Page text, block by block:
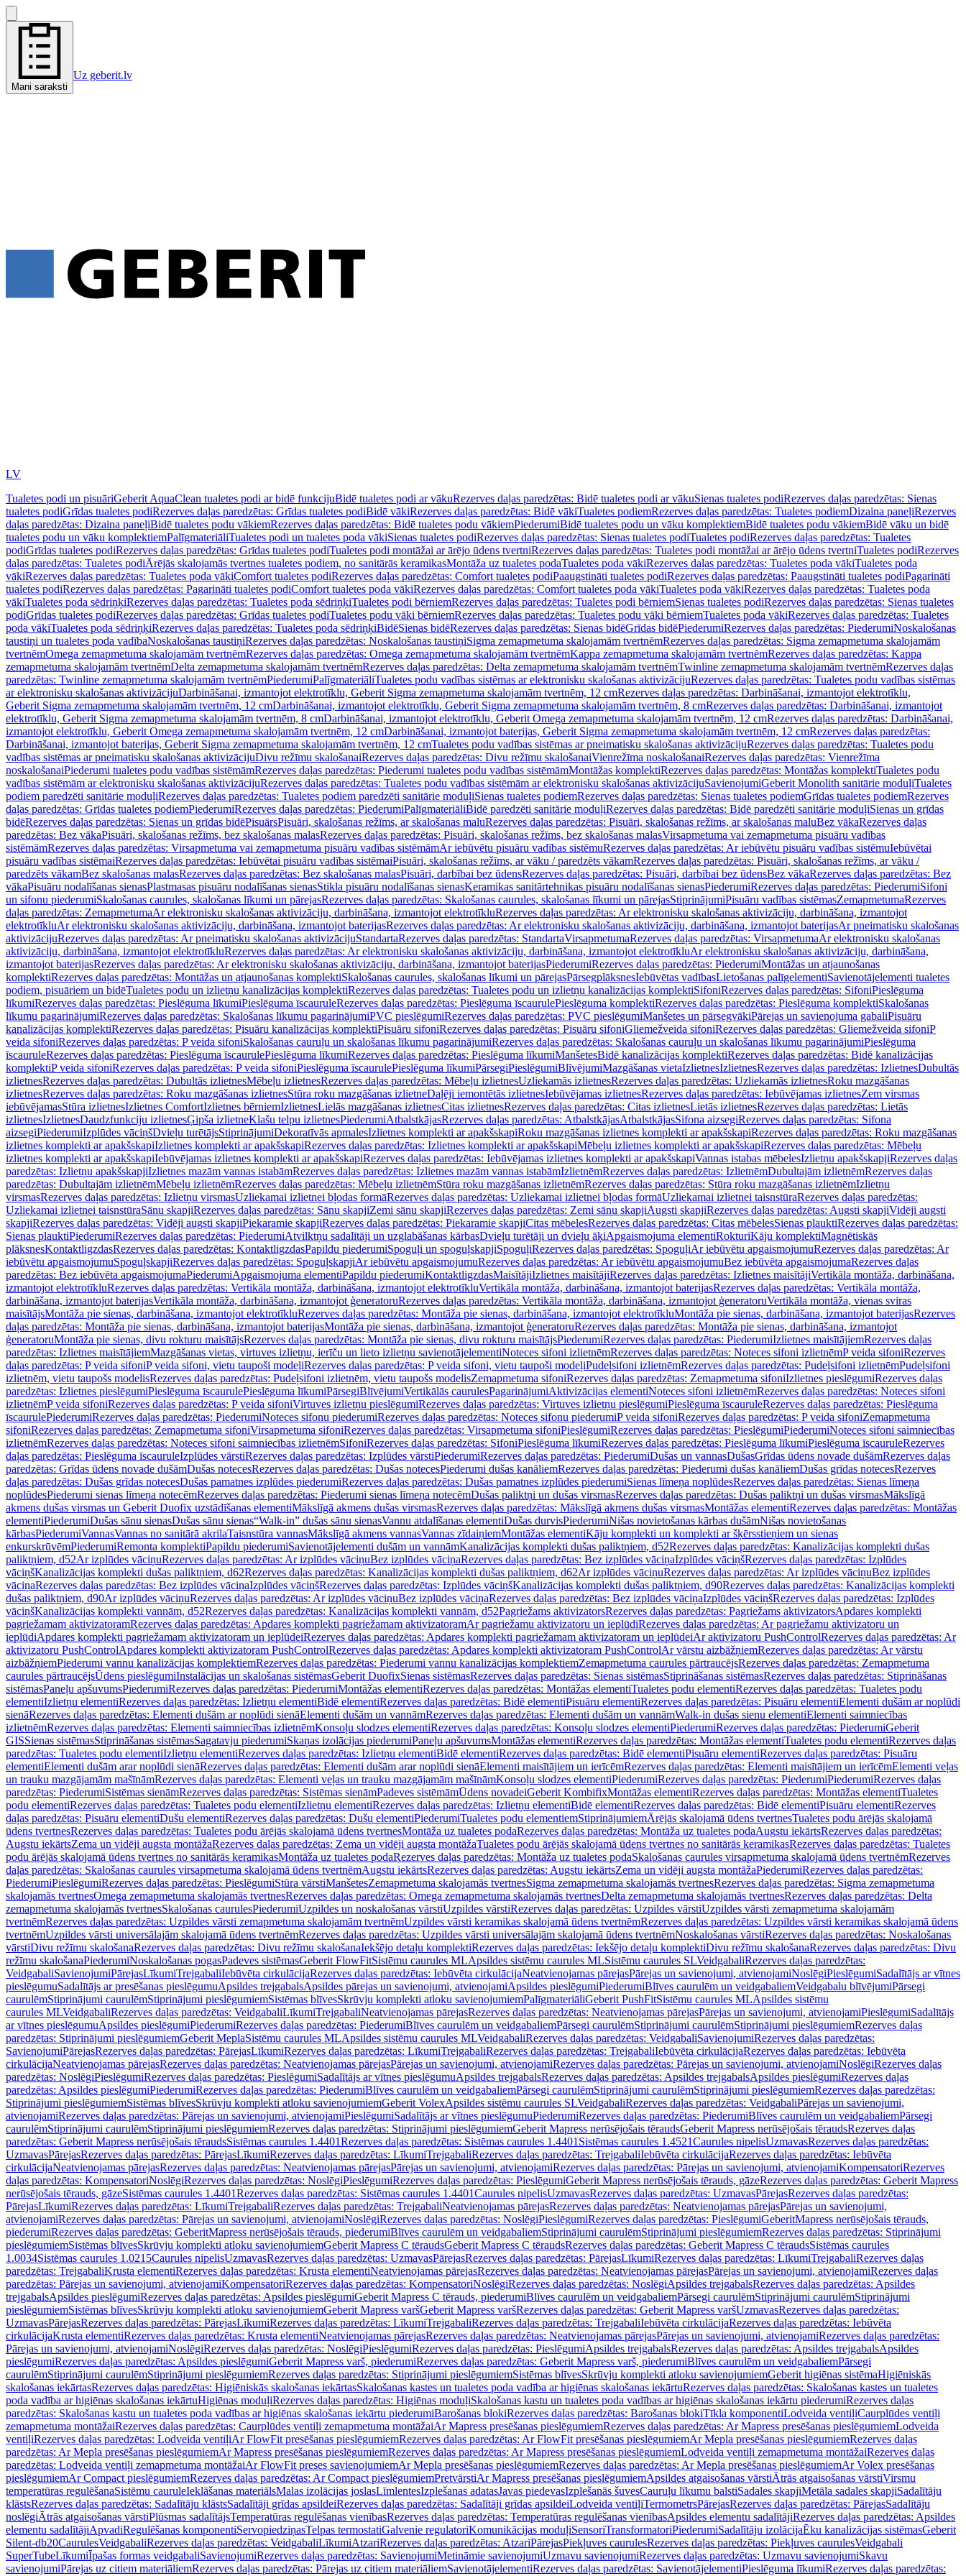
Mani saraksti
Uz geberit.lv
LV
Tualetes podi un pisuāriGeberit AquaClean tualetes podi ar bidē funkcijuBidē tualetes podi ar vākuRezerves daļas paredzētas: Bidē tualetes podi ar vākuSienas tualetes podiRezerves daļas paredzētas: Sienas
tualetes podiGrīdas tualetes podiRezerves daļas paredzētas: Grīdas tualetes podiBidē vākiRezerves daļas paredzētas: Bidē vākiTualetes podiemRezerves daļas paredzētas: Tualetes podiemDizaina paneļiRezerves
daļas paredzētas: Dizaina paneļiBidē tualetes podu vākiemRezerves daļas paredzētas: Bidē tualetes podu vākiemPiederumiBidē tualetes podu un vāku komplektiemBidē tualetes podu vākiemBidē vāku un bidē
tualetes podu un vāku komplektiemPalīgmateriāliTualetes podi un tualetes poda vākiSienas tualetes podiRezerves daļas paredzētas: Sienas tualetes podiTualetes podiRezerves daļas paredzētas: Tualetes
podiGrīdas tualetes podiRezerves daļas paredzētas: Grīdas tualetes podiTualetes podi montāžai ar ārējo ūdens tvertniRezerves daļas paredzētas: Tualetes podi montāžai ar ārējo ūdens tvertniTualetes podiRezerves
daļas paredzētas: Tualetes podiĀrējās skalojamās tvertnes tualetes podiem, no sanitārās keramikasMontāža uz tualetes podaTualetes poda vākiRezerves daļas paredzētas: Tualetes poda vākiTualetes poda
vākiRezerves daļas paredzētas: Tualetes poda vākiComfort tualetes podiRezerves daļas paredzētas: Comfort tualetes podiPaaugstināti tualetes podiRezerves daļas paredzētas: Paaugstināti tualetes podiPagarināti
tualetes podiRezerves daļas paredzētas: Pagarināti tualetes podiComfort tualetes poda vākiRezerves daļas paredzētas: Comfort tualetes poda vākiTualetes poda vākiRezerves daļas paredzētas: Tualetes poda
vākiTualetes poda sēdriņķiRezerves daļas paredzētas: Tualetes poda sēdriņķiTualetes podi bērniemRezerves daļas paredzētas: Tualetes podi bērniemSienas tualetes podiRezerves daļas paredzētas: Sienas tualetes
podiGrīdas tualetes podiRezerves daļas paredzētas: Grīdas tualetes podiTualetes podu vāki bērniemRezerves daļas paredzētas: Tualetes podu vāki bērniemTualetes poda vākiRezerves daļas paredzētas: Tualetes
poda vākiTualetes poda sēdriņķiRezerves daļas paredzētas: Tualetes poda sēdriņķiBidēSienas bidēRezerves daļas paredzētas: Sienas bidēGrīdas bidēPiederumiRezerves daļas paredzētas: PiederumiNoskalošanas
taustiņi un tualetes poda vadībaNoskalošanas taustiņiRezerves daļas paredzētas: Noskalošanas taustiņiSigma zemapmetuma skalojamām tvertnēmRezerves daļas paredzētas: Sigma zemapmetuma skalojamām
tvertnēmOmega zemapmetuma skalojamām tvertnēmRezerves daļas paredzētas: Omega zemapmetuma skalojamām tvertnēmKappa zemapmetuma skalojamām tvertnēmRezerves daļas paredzētas: Kappa
zemapmetuma skalojamām tvertnēmDelta zemapmetuma skalojamām tvertnēmRezerves daļas paredzētas: Delta zemapmetuma skalojamām tvertnēmTwinline zemapmetuma skalojamām tvertnēmRezerves daļas
paredzētas: Twinline zemapmetuma skalojamām tvertnēmPiederumiPalīgmateriāliTualetes podu vadības sistēmas ar elektronisku skalošanas aktivizācijuRezerves daļas paredzētas: Tualetes podu vadības sistēmas
ar elektronisku skalošanas aktivizācijuDarbināšanai, izmantojot elektrotīklu, Geberit Sigma zemapmetuma skalojamām tvertnēm, 12 cmRezerves daļas paredzētas: Darbināšanai, izmantojot elektrotīklu,
Geberit Sigma zemapmetuma skalojamām tvertnēm, 12 cmDarbināšanai, izmantojot elektrotīklu, Geberit Sigma zemapmetuma skalojamām tvertnēm, 8 cmRezerves daļas paredzētas: Darbināšanai, izmantojot
elektrotīklu, Geberit Sigma zemapmetuma skalojamām tvertnēm, 8 cmDarbināšanai, izmantojot elektrotīklu, Geberit Omega zemapmetuma skalojamām tvertnēm, 12 cmRezerves daļas paredzētas: Darbināšanai,
izmantojot elektrotīklu, Geberit Omega zemapmetuma skalojamām tvertnēm, 12 cmDarbināšanai, izmantojot baterijas, Geberit Sigma zemapmetuma skalojamām tvertnēm, 12 cmRezerves daļas paredzētas:
Darbināšanai, izmantojot baterijas, Geberit Sigma zemapmetuma skalojamām tvertnēm, 12 cmTualetes podu vadības sistēmas ar pneimatisku skalošanas aktivizācijuRezerves daļas paredzētas: Tualetes podu
vadības sistēmas ar pneimatisku skalošanas aktivizācijuDivu režīmu skalošanaiRezerves daļas paredzētas: Divu režīmu skalošanaiVienrežīma noskalošanaiRezerves daļas paredzētas: Vienrežīma
noskalošanaiPiederumi tualetes podu vadības sistēmāmRezerves daļas paredzētas: Piederumi tualetes podu vadības sistēmāmMontāžas komplektiRezerves daļas paredzētas: Montāžas komplektiTualetes podu
vadības sistēmām ar elektronisku skalošanas aktivizācijuRezerves daļas paredzētas: Tualetes podu vadības sistēmām ar elektronisku skalošanas aktivizācijuSavienojumiGeberit Monolith sanitārie moduļiTualetes
podiem paredzēti sanitārie moduļiRezerves daļas paredzētas: Tualetes podiem paredzēti sanitārie moduļiSienas tualetes podiemRezerves daļas paredzētas: Sienas tualetes podiemGrīdas tualetes podiemRezerves
daļas paredzētas: Grīdas tualetes podiemPiederumiRezerves daļas paredzētas: PiederumiPalīgmateriāliBidē paredzēti sanitārie moduļiRezerves daļas paredzētas: Bidē paredzēti sanitārie moduļiSienas un grīdas
bidēRezerves daļas paredzētas: Sienas un grīdas bidēPisuārsPisuāri, skalošanas režīms, ar skalošanas maluRezerves daļas paredzētas: Pisuāri, skalošanas režīms, ar skalošanas maluBez vākaRezerves daļas
paredzētas: Bez vākaPisuāri, skalošanas režīms, bez skalošanas malasRezerves daļas paredzētas: Pisuāri, skalošanas režīms, bez skalošanas malasVirsapmetuma vai zemapmetuma pisuāru vadības
sistēmāmRezerves daļas paredzētas: Virsapmetuma vai zemapmetuma pisuāru vadības sistēmāmAr iebūvētu pisuāru vadības sistēmuRezerves daļas paredzētas: Ar iebūvētu pisuāru vadības sistēmuIebūvētai
pisuāru vadības sistēmaiRezerves daļas paredzētas: Iebūvētai pisuāru vadības sistēmaiPisuāri, skalošanas režīms, ar vāku / paredzēts vākamRezerves daļas paredzētas: Pisuāri, skalošanas režīms, ar vāku /
paredzēts vākamBez skalošanas malasRezerves daļas paredzētas: Bez skalošanas malasPisuāri, darbībai bez ūdensRezerves daļas paredzētas: Pisuāri, darbībai bez ūdensBez vākaRezerves daļas paredzētas: Bez
vākaPisuāru nodalīšanas sienasPlastmasas pisuāru nodalīšanas sienasStikla pisuāru nodalīšanas sienasKeramikas sanitārtehnikas pisuāru nodalīšanas sienasPiederumiRezerves daļas paredzētas: PiederumiSifoni
un sifonu piederumiSkalošanas caurules, skalošanas līkumi un pārejasRezerves daļas paredzētas: Skalošanas caurules, skalošanas līkumi un pārejasStiprinājumiPisuāru vadības sistēmasZemapmetumaRezerves
daļas paredzētas: ZemapmetumaAr elektronisku skalošanas aktivizāciju, darbināšana, izmantojot elektrotīkluRezerves daļas paredzētas: Ar elektronisku skalošanas aktivizāciju, darbināšana, izmantojot
elektrotīkluAr elektronisku skalošanas aktivizāciju, darbināšana, izmantojot baterijasRezerves daļas paredzētas: Ar elektronisku skalošanas aktivizāciju, darbināšana, izmantojot baterijasAr pneimatisku skalošanas
aktivizācijuRezerves daļas paredzētas: Ar pneimatisku skalošanas aktivizācijuStandartaRezerves daļas paredzētas: StandartaVirsapmetumaRezerves daļas paredzētas: VirsapmetumaAr elektronisku skalošanas
aktivizāciju, darbināšana, izmantojot elektrotīkluRezerves daļas paredzētas: Ar elektronisku skalošanas aktivizāciju, darbināšana, izmantojot elektrotīkluAr elektronisku skalošanas aktivizāciju, darbināšana,
izmantojot baterijasRezerves daļas paredzētas: Ar elektronisku skalošanas aktivizāciju, darbināšana, izmantojot baterijasPiederumiRezerves daļas paredzētas: PiederumiMontāžas un atjaunošanas
komplektiRezerves daļas paredzētas: Montāžas un atjaunošanas komplektiSkalošanas caurules, skalošanas līkumi un pārejasPārsegplāksnesIebūvētas vadībasLietošanas palīgelementiSavienotājelementi tualetes
podiem, pisuāriem un bidēTualetes podu un izlietņu kanalizācijas komplektiRezerves daļas paredzētas: Tualetes podu un izlietņu kanalizācijas komplektiSifoniRezerves daļas paredzētas: SifoniPieslēguma
līkumiRezerves daļas paredzētas: Pieslēguma līkumiPieslēguma īscauruleRezerves daļas paredzētas: Pieslēguma īscaurulePieslēguma komplektiRezerves daļas paredzētas: Pieslēguma komplektiSkalošanas
līkumu pagarinājumiRezerves daļas paredzētas: Skalošanas līkumu pagarinājumiPVC pieslēgumiRezerves daļas paredzētas: PVC pieslēgumiManšetes un pārsegvākiPārejas un savienojuma gabaliPisuāru
kanalizācijas komplektiRezerves daļas paredzētas: Pisuāru kanalizācijas komplektiPisuāru sifoniRezerves daļas paredzētas: Pisuāru sifoniGliemežveida sifoniRezerves daļas paredzētas: Gliemežveida sifoniP
veida sifoniRezerves daļas paredzētas: P veida sifoniSkalošanas cauruļu un skalošanas līkumu pagarinājumiRezerves daļas paredzētas: Skalošanas cauruļu un skalošanas līkumu pagarinājumiPieslēguma
īscauruleRezerves daļas paredzētas: Pieslēguma īscaurulePieslēguma līkumiRezerves daļas paredzētas: Pieslēguma līkumiManšetesBidē kanalizācijas komplektiRezerves daļas paredzētas: Bidē kanalizācijas
komplektiP veida sifoniRezerves daļas paredzētas: P veida sifoniPieslēguma īscaurulePieslēguma līkumiPārsegiPieslēgumiBlīvējumiMazgāšanas vietaIzlietnesIzlietnesRezerves daļas paredzētas: IzlietnesDubultās
izlietnesRezerves daļas paredzētas: Dubultās izlietnesMēbeļu izlietnesRezerves daļas paredzētas: Mēbeļu izlietnesUzliekamās izlietnesRezerves daļas paredzētas: Uzliekamās izlietnesRoku mazgāšanas
izlietnesRezerves daļas paredzētas: Roku mazgāšanas izlietnesStūra roku mazgāšanas izlietneDaļēji iemontētās izlietnesIebūvējamas izlietnesRezerves daļas paredzētas: Iebūvējamas izlietnesZem virsmas
iebūvējamasStūra izlietnesIzlietnes ComfortIzlietnes bērniemIzlietnesLielās mazgāšanas izlietnesCitas izlietnesRezerves daļas paredzētas: Citas izlietnesLietās izlietnesRezerves daļas paredzētas: Lietās
izlietnesIzlietnesDaudzfunkciju izlietnesĢipša izlietneKlašu telpu izlietnesPiederumiAtbalstkājasRezerves daļas paredzētas: AtbalstkājasAtbalstkājasSifona aizsegiRezerves daļas paredzētas: Sifona
aizsegiPiederumiIzplūdes vāciņšDvieļu turētājsStiprinājumiDekoratīvās apmalesIzlietnes komplekti ar apakšskapiRoku mazgāšanas izlietnes komplekti ar apakšskapiRezerves daļas paredzētas: Roku mazgāšanas
izlietnes komplekti ar apakšskapiIzlietnes komplekti ar apakšskapiRezerves daļas paredzētas: Izlietnes komplekti ar apakšskapiMēbeļu izlietnes komplekti ar apakšskapiRezerves daļas paredzētas: Mēbeļu
izlietnes komplekti ar apakšskapiIebūvējamas izlietnes komplekti ar apakšskapiRezerves daļas paredzētas: Iebūvējamas izlietnes komplekti ar apakšskapiVannas istabas mēbelesIzlietņu apakšskapjiRezerves daļas
paredzētas: Izlietņu apakšskapjiIzlietnes mazām vannas istabāmRezerves daļas paredzētas: Izlietnes mazām vannas istabāmIzlietnēmRezerves daļas paredzētas: IzlietnēmDubultajām izlietnēmRezerves daļas
paredzētas: Dubultajām izlietnēmMēbeļu izlietnēmRezerves daļas paredzētas: Mēbeļu izlietnēmStūra roku mazgāšanas izlietnēmRezerves daļas paredzētas: Stūra roku mazgāšanas izlietnēmIzlietņu
virsmasRezerves daļas paredzētas: Izlietņu virsmasUzliekamai izlietnei bļodas formāRezerves daļas paredzētas: Uzliekamai izlietnei bļodas formāUzliekamai izlietnei taisnstūraRezerves daļas paredzētas:
Uzliekamai izlietnei taisnstūraSānu skapjiRezerves daļas paredzētas: Sānu skapjiZemi sānu skapjiRezerves daļas paredzētas: Zemi sānu skapjiAugsti skapjiRezerves daļas paredzētas: Augsti skapjiVidēji augsti
skapjiRezerves daļas paredzētas: Vidēji augsti skapjiPiekaramie skapjiRezerves daļas paredzētas: Piekaramie skapjiCitas mēbelesRezerves daļas paredzētas: Citas mēbelesSienas plauktiRezerves daļas paredzētas:
Sienas plauktiPiederumiRezerves daļas paredzētas: PiederumiAtvilktņu sadalītāji un uzglabāšanas kārbasDvieļu turētāji un dvieļu āķiApgaismojuma elementiRokturiKāju komplektiMagnētiskās
plāksnesKontaktligzdasRezerves daļas paredzētas: KontaktligzdasPapildu piederumiSpoguļi un spoguļskapjiSpoguļiRezerves daļas paredzētas: SpoguļiAr iebūvētu apgaismojumuRezerves daļas paredzētas: Ar
iebūvētu apgaismojumuSpoguļskapjiRezerves daļas paredzētas: SpoguļskapjiAr iebūvētu apgaismojumuRezerves daļas paredzētas: Ar iebūvētu apgaismojumuBez iebūvēta apgaismojumaRezerves daļas
paredzētas: Bez iebūvēta apgaismojumaPiederumiApgaismojuma elementiPapildu piederumiKontaktligzdasMaisītājiIzlietnes maisītājiRezerves daļas paredzētas: Izlietnes maisītājiVertikāla montāža, darbināšana,
izmantojot elektrotīkluRezerves daļas paredzētas: Vertikāla montāža, darbināšana, izmantojot elektrotīkluVertikāla montāža, darbināšana, izmantojot baterijasRezerves daļas paredzētas: Vertikāla montāža,
darbināšana, izmantojot baterijasVertikāla montāža, darbināšana, izmantojot ģeneratoruRezerves daļas paredzētas: Vertikāla montāža, darbināšana, izmantojot ģeneratoruVertikāla montāža, vienas sviras
maisītājsMontāža pie sienas, darbināšana, izmantojot elektrotīkluRezerves daļas paredzētas: Montāža pie sienas, darbināšana, izmantojot elektrotīkluMontāža pie sienas, darbināšana, izmantojot baterijasRezerves
daļas paredzētas: Montāža pie sienas, darbināšana, izmantojot baterijasMontāža pie sienas, darbināšana, izmantojot ģeneratoruRezerves daļas paredzētas: Montāža pie sienas, darbināšana, izmantojot
ģeneratoruMontāža pie sienas, divu rokturu maisītājsRezerves daļas paredzētas: Montāža pie sienas, divu rokturu maisītājsPiederumiRezerves daļas paredzētas: PiederumiIzlietnes maisītājiemRezerves daļas
paredzētas: Izlietnes maisītājiemMazgāšanas vietas, virtuves izlietņu, ierīču un lieto izlietņu savienotājelementiNoteces sifoni izlietnēmRezerves daļas paredzētas: Noteces sifoni izlietnēmP veida sifoniRezerves
daļas paredzētas: P veida sifoniP veida sifoni, vietu taupoši modeļiRezerves daļas paredzētas: P veida sifoni, vietu taupoši modeļiPudeļsifoni izlietnēmRezerves daļas paredzētas: Pudeļsifoni izlietnēmPudeļsifoni
izlietnēm, vietu taupošs modelisRezerves daļas paredzētas: Pudeļsifoni izlietnēm, vietu taupošs modelisZemapmetuma sifoniRezerves daļas paredzētas: Zemapmetuma sifoniIzlietnes pieslēgumiRezerves daļas
paredzētas: Izlietnes pieslēgumiPieslēguma īscaurulePieslēguma līkumiPārsegiBlīvējumiVertikālās caurulesPagarinājumiAktivizācijas elementiNoteces sifoni izlietnēmRezerves daļas paredzētas: Noteces sifoni
izlietnēmP veida sifoniRezerves daļas paredzētas: P veida sifoniVirtuves izlietņu pieslēgumiRezerves daļas paredzētas: Virtuves izlietņu pieslēgumiPieslēguma īscauruleRezerves daļas paredzētas: Pieslēguma
īscaurulePiederumiRezerves daļas paredzētas: PiederumiNoteces sifonu piederumiRezerves daļas paredzētas: Noteces sifonu piederumiP veida sifoniRezerves daļas paredzētas: P veida sifoniZemapmetuma
sifoniRezerves daļas paredzētas: Zemapmetuma sifoniVirsapmetuma sifoniRezerves daļas paredzētas: Virsapmetuma sifoniPieslēgumiRezerves daļas paredzētas: PieslēgumiPiederumiNoteces sifoni saimniecības
izlietnēmRezerves daļas paredzētas: Noteces sifoni saimniecības izlietnēmSifoniRezerves daļas paredzētas: SifoniPieslēguma līkumiRezerves daļas paredzētas: Pieslēguma līkumiPieslēguma īscauruleRezerves
daļas paredzētas: Pieslēguma īscauruleIzplūdes vārstiRezerves daļas paredzētas: Izplūdes vārstiPiederumiRezerves daļas paredzētas: PiederumiDušas un vannasDušasGrīdas ūdens novade dušāmRezerves daļas
paredzētas: Grīdas ūdens novade dušāmDušas notecesRezerves daļas paredzētas: Dušas notecesPiederumi dušas kanāliemRezerves daļas paredzētas: Piederumi dušas kanāliemDušas grīdas notecesRezerves
daļas paredzētas: Dušas grīdas notecesDušas pamatnes izplūdes piederumiRezerves daļas paredzētas: Dušas pamatnes izplūdes piederumiSienas līmeņa noplūdesRezerves daļas paredzētas: Sienas līmeņa
noplūdesPiederumi sienas līmeņa notecēmRezerves daļas paredzētas: Piederumi sienas līmeņa notecēmDušas paliktņi un dušas virsmasRezerves daļas paredzētas: Dušas paliktņi un dušas virsmasMākslīgā
akmens dušas virsmas un Geberit Duofix uzstādīšanas elementiMākslīgā akmens dušas virsmasRezerves daļas paredzētas: Mākslīgā akmens dušas virsmasMontāžas elementiRezerves daļas paredzētas: Montāžas
elementiPiederumiDušas sānu sienasDušas sānu sienas“Walk-in” dušas sānu sienasVannu atdalīšanas elementiDušas durvisPiederumiNišas novietošanas kārbas dušāmNišas novietošanas
kārbasPiederumiVannasVannas no sanitārā akrilaTaisnstūra vannasMākslīgā akmens vannasVannas zīdaiņiemMontāžas elementiKāju komplekti un komplekti ar šķērsstieņiem un sienas
enkurskrūvēmPiederumiRemonta komplektiPapildu piederumiSavienotājelementi dušām un vannāmKanalizācijas komplekti dušas paliktņiem, d52Rezerves daļas paredzētas: Kanalizācijas komplekti dušas
paliktņiem, d52Ar izplūdes vāciņuRezerves daļas paredzētas: Ar izplūdes vāciņuBez izplūdes vāciņaRezerves daļas paredzētas: Bez izplūdes vāciņaIzplūdes vāciņšRezerves daļas paredzētas: Izplūdes
vāciņšKanalizācijas komplekti dušas paliktņiem, d62Rezerves daļas paredzētas: Kanalizācijas komplekti dušas paliktņiem, d62Ar izplūdes vāciņuRezerves daļas paredzētas: Ar izplūdes vāciņuBez izplūdes
vāciņaRezerves daļas paredzētas: Bez izplūdes vāciņaIzplūdes vāciņšRezerves daļas paredzētas: Izplūdes vāciņšKanalizācijas komplekti dušas paliktņiem, d90Rezerves daļas paredzētas: Kanalizācijas komplekti
dušas paliktņiem, d90Ar izplūdes vāciņuRezerves daļas paredzētas: Ar izplūdes vāciņuBez izplūdes vāciņaRezerves daļas paredzētas: Bez izplūdes vāciņaIzplūdes vāciņšRezerves daļas paredzētas: Izplūdes
vāciņšKanalizācijas komplekti vannām, d52Rezerves daļas paredzētas: Kanalizācijas komplekti vannām, d52Pagriežams aktivizatorsRezerves daļas paredzētas: Pagriežams aktivizatorsApdares komplekti
pagriežamam aktivizatoramRezerves daļas paredzētas: Apdares komplekti pagriežamam aktivizatoramAr pagriežamu aktivizatoru un ieplūdiRezerves daļas paredzētas: Ar pagriežamu aktivizatoru un
ieplūdiApdares komplekti pagriežamam aktivizatoram un ieplūdeiRezerves daļas paredzētas: Apdares komplekti pagriežamam aktivizatoram un ieplūdeiAr aktivizatoru PushControlRezerves daļas paredzētas: Ar
aktivizatoru PushControlApdares komplekti aktivizatoram PushControlRezerves daļas paredzētas: Apdares komplekti aktivizatoram PushControlAr vārstu aizbāžņiemRezerves daļas paredzētas: Ar vārstu
aizbāžņiemPiederumi vannu kanalizācijas komplektiemRezerves daļas paredzētas: Piederumi vannu kanalizācijas komplektiemZemapmetuma caurules pārtraucējsRezerves daļas paredzētas: Zemapmetuma
caurules pārtraucējsŪdens pieslēgumiInstalācijas un skalošanas sistēmasGeberit DuofixSienas sistēmasRezerves daļas paredzētas: Sienas sistēmasStiprināšanas sistēmasRezerves daļas paredzētas: Stiprināšanas
sistēmasPaneļu apšuvumsPiederumiRezerves daļas paredzētas: PiederumiMontāžas elementiRezerves daļas paredzētas: Montāžas elementiTualetes podu elementiRezerves daļas paredzētas: Tualetes podu
elementiIzlietņu elementiRezerves daļas paredzētas: Izlietņu elementiBidē elementiRezerves daļas paredzētas: Bidē elementiPisuāru elementiRezerves daļas paredzētas: Pisuāru elementiElementi dušām ar noplūdi
sienāRezerves daļas paredzētas: Elementi dušām ar noplūdi sienāElementi dušām un vannāmRezerves daļas paredzētas: Elementi dušām un vannāmWalk-in dušas sienu elementiElementi saimniecības
izlietnēmRezerves daļas paredzētas: Elementi saimniecības izlietnēmKonsoļu slodzes elementiRezerves daļas paredzētas: Konsoļu slodzes elementiPiederumiRezerves daļas paredzētas: PiederumiGeberit
GISSienas sistēmasStiprināšanas sistēmasSagatavju piederumiSkaņas izolācijas piederumiPaneļu apšuvumsMontāžas elementiRezerves daļas paredzētas: Montāžas elementiTualetes podu elementiRezerves daļas
paredzētas: Tualetes podu elementiIzlietņu elementiRezerves daļas paredzētas: Izlietņu elementiBidē elementiRezerves daļas paredzētas: Bidē elementiPisuāru elementiRezerves daļas paredzētas: Pisuāru
elementiElementi dušām arar noplūdi sienāRezerves daļas paredzētas: Elementi dušām arar noplūdi sienāElementi maisītājiem un ierīcēmRezerves daļas paredzētas: Elementi maisītājiem un ierīcēmElementi veļas
un trauku mazgājamām mašīnāmRezerves daļas paredzētas: Elementi veļas un trauku mazgājamām mašīnāmKonsoļu slodzes elementiPiederumiRezerves daļas paredzētas: PiederumiPiederumiRezerves daļas
paredzētas: PiederumiSistēmas sienāmRezerves daļas paredzētas: Sistēmas sienāmPadeves sistēmāmŪdens novadeiGeberit KombifixMontāžas elementiRezerves daļas paredzētas: Montāžas elementiTualetes
podu elementiRezerves daļas paredzētas: Tualetes podu elementiIzlietņu elementiRezerves daļas paredzētas: Izlietņu elementiBidē elementiRezerves daļas paredzētas: Bidē elementiPisuāru elementiRezerves
daļas paredzētas: Pisuāru elementiDušu elementiRezerves daļas paredzētas: Dušu elementiPiederumiTualetes podu elementiemStiprinājumiemĀrējās skalojamā ūdens tvertnesTualetes podu ārējās skalojamā
ūdens tvertnesRezerves daļas paredzētas: Tualetes podu ārējās skalojamā ūdens tvertnesMontāža uz tualetes podaRezerves daļas paredzētas: Montāža uz tualetes podaAugstu iekārtsRezerves daļas paredzētas:
Augstu iekārtsZema un vidēji augsta montāžaRezerves daļas paredzētas: Zema un vidēji augsta montāžaTualetes podu ārējās skalojamā ūdens tvertnes no sanitārās keramikasRezerves daļas paredzētas: Tualetes
podu ārējās skalojamā ūdens tvertnes no sanitārās keramikasMontāža uz tualetes podaRezerves daļas paredzētas: Montāža uz tualetes podaSkalošanas caurules virsapmetuma skalojamā ūdens tvertnēmRezerves
daļas paredzētas: Skalošanas caurules virsapmetuma skalojamā ūdens tvertnēmAugstu iekārtsRezerves daļas paredzētas: Augstu iekārtsZema un vidēji augsta montāžaPiederumiRezerves daļas paredzētas:
PiederumiPieslēgumiRezerves daļas paredzētas: PieslēgumiStūra vārstiManšetesZemapmetuma skalojamās tvertnesSigma zemapmetuma skalojamās tvertnesRezerves daļas paredzētas: Sigma zemapmetuma
skalojamās tvertnesOmega zemapmetuma skalojamās tvertnesRezerves daļas paredzētas: Omega zemapmetuma skalojamās tvertnesDelta zemapmetuma skalojamās tvertnesRezerves daļas paredzētas: Delta
zemapmetuma skalojamās tvertnesSkalošanas caurulesPiederumiUzpildes un noskalošanas vārstiUzpildes vārstiRezerves daļas paredzētas: Uzpildes vārstiUzpildes vārsti zemapmetuma skalojamām
tvertnēmRezerves daļas paredzētas: Uzpildes vārsti zemapmetuma skalojamām tvertnēmUzpildes vārsti keramikas skalojamā ūdens tvertnēmRezerves daļas paredzētas: Uzpildes vārsti keramikas skalojamā ūdens
tvertnēmUzpildes vārsti universālajām skalojamā ūdens tvertnēmRezerves daļas paredzētas: Uzpildes vārsti universālajām skalojamā ūdens tvertnēmNoskalošanas vārstiRezerves daļas paredzētas: Noskalošanas
vārstiDivu režīmu skalošanaRezerves daļas paredzētas: Divu režīmu skalošanaIekšējo detaļu komplektiRezerves daļas paredzētas: Iekšējo detaļu komplektiDivu režīmu skalošanaRezerves daļas paredzētas: Divu
režīmu skalošanaPiederumiNoskalošanas pogasPadeves sistēmasGeberit FlowFitSistēmu caurules MLApsildes sistēmu caurules MLSistēmu caurules SLVeidgabaliRezerves daļas paredzētas:
VeidgabaliSavienojumiPārejasLīkumiTrejgabaliIebūvēta cirkulācijaRezerves daļas paredzētas: Iebūvēta cirkulācijaNeatvienojamas pārejasPārejas un savienojumi, atvienojamiNoslēgiPieslēgumiSadalītājs ar vītnes
pieslēgumuSadalītājs ar presēšanas pieslēgumuApsildes trejgabalsApsildes pārejas un savienojumi, atvienojamiApsildes pieslēgumiPiederumiBlīves caurulēm un veidgabaliemVeidgabalu blīvējumiPārsegi
caurulēmStiprinājumi caurulēmStiprinājumi pieslēgumiemSistēmas blīvesSkrūvju komplekti atloku savienojumiemPalīgmateriāliGeberit PushFitSistēmu caurules MLApsildes sistēmu
caurules MLVeidgabaliRezerves daļas paredzētas: VeidgabaliLīkumiTrejgabaliNeatvienojamas pārejasRezerves daļas paredzētas: Neatvienojamas pārejasPārejas un savienojumi, atvienojamiPieslēgumiSadalītājs
ar vītnes pieslēgumuApsildes pieslēgumiPiederumiRezerves daļas paredzētas: PiederumiBlīves caurulēm un veidgabaliemPārsegi caurulēmStiprinājumi caurulēmStiprinājumi pieslēgumiemRezerves daļas
paredzētas: Stiprinājumi pieslēgumiemGeberit MeplaSistēmu caurules MLApsildes sistēmu caurules MLVeidgabaliRezerves daļas paredzētas: VeidgabaliSavienojumiRezerves daļas paredzētas:
SavienojumiPārejasRezerves daļas paredzētas: PārejasLīkumiRezerves daļas paredzētas: LīkumiTrejgabaliRezerves daļas paredzētas: TrejgabaliIebūvēta cirkulācijaRezerves daļas paredzētas: Iebūvēta
cirkulācijaNeatvienojamas pārejasRezerves daļas paredzētas: Neatvienojamas pārejasPārejas un savienojumi, atvienojamiRezerves daļas paredzētas: Pārejas un savienojumi, atvienojamiNoslēgiRezerves daļas
paredzētas: NoslēgiPieslēgumiRezerves daļas paredzētas: PieslēgumiSadalītājs ar vītnes pieslēgumuApsildes trejgabalsRezerves daļas paredzētas: Apsildes trejgabalsApsildes pieslēgumiRezerves daļas
paredzētas: Apsildes pieslēgumiPiederumiRezerves daļas paredzētas: PiederumiBlīves caurulēm un veidgabaliemPārsegi caurulēmStiprinājumi caurulēmStiprinājumi pieslēgumiemRezerves daļas paredzētas:
Stiprinājumi pieslēgumiemSistēmas blīvesSkrūvju komplekti atloku savienojumiemGeberit VolexApsildes sistēmu caurules SLVeidgabaliRezerves daļas paredzētas: VeidgabaliPārejas un savienojumi,
atvienojamiRezerves daļas paredzētas: Pārejas un savienojumi, atvienojamiPieslēgumiSadalītājs ar vītnes pieslēgumuPiederumiRezerves daļas paredzētas: PiederumiBlīves caurulēm un veidgabaliemPārsegi
caurulēmStiprinājumi caurulēmStiprinājumi pieslēgumiemRezerves daļas paredzētas: Stiprinājumi pieslēgumiemGeberit Mapress nerūsējošais tēraudsGeberit Mapress nerūsējošais tēraudsRezerves daļas
paredzētas: Geberit Mapress nerūsējošais tēraudsSistēmas caurules 1.4401Rezerves daļas paredzētas: Sistēmas caurules 1.4401 Sistēmas caurules 1.4521Caurules nipelisUzmavasRezerves daļas paredzētas:
UzmavasPārejasRezerves daļas paredzētas: PārejasLīkumiRezerves daļas paredzētas: LīkumiTrejgabaliRezerves daļas paredzētas: TrejgabaliIebūvēta cirkulācijaRezerves daļas paredzētas: Iebūvēta
cirkulācijaNeatvienojamas pārejasRezerves daļas paredzētas: Neatvienojamas pārejasPārejas un savienojumi, atvienojamiRezerves daļas paredzētas: Pārejas un savienojumi, atvienojamiKompensatoriRezerves
daļas paredzētas: KompensatoriNoslēgiRezerves daļas paredzētas: NoslēgiPieslēgumiRezerves daļas paredzētas: PieslēgumiGeberit Mapress nerūsējošais tērauds, gāzeRezerves daļas paredzētas: Geberit Mapress
nerūsējošais tērauds, gāzeSistēmas caurules 1.4401Rezerves daļas paredzētas: Sistēmas caurules 1.4401Caurules nipelisUzmavasRezerves daļas paredzētas: UzmavasPārejasRezerves daļas paredzētas:
PārejasLīkumiRezerves daļas paredzētas: LīkumiTrejgabaliRezerves daļas paredzētas: TrejgabaliNeatvienojamas pārejasRezerves daļas paredzētas: Neatvienojamas pārejasPārejas un savienojumi,
atvienojamiRezerves daļas paredzētas: Pārejas un savienojumi, atvienojamiNoslēgiRezerves daļas paredzētas: NoslēgiPieslēgumiRezerves daļas paredzētas: PieslēgumiGeberitMapress nerūsējošais tērauds,
piederumiRezerves daļas paredzētas: GeberitMapress nerūsējošais tērauds, piederumiBlīves caurulēm un veidgabaliemStiprinājumi caurulēmStiprinājumi pieslēgumiemRezerves daļas paredzētas: Stiprinājumi
pieslēgumiemSistēmas blīvesSkrūvju komplekti atloku savienojumiemGeberit Mapress C tēraudsGeberit Mapress C tēraudsRezerves daļas paredzētas: Geberit Mapress C tēraudsSistēmas caurules
1.0034Sistēmas caurules 1.0215Caurules nipelisUzmavasRezerves daļas paredzētas: UzmavasPārejasRezerves daļas paredzētas: PārejasLīkumiRezerves daļas paredzētas: LīkumiTrejgabaliRezerves daļas
paredzētas: TrejgabaliKrusta elementiRezerves daļas paredzētas: Krusta elementiNeatvienojamas pārejasRezerves daļas paredzētas: Neatvienojamas pārejasPārejas un savienojumi, atvienojamiRezerves daļas
paredzētas: Pārejas un savienojumi, atvienojamiKompensatoriRezerves daļas paredzētas: KompensatoriNoslēgiRezerves daļas paredzētas: NoslēgiApsildes trejgabalsRezerves daļas paredzētas: Apsildes
trejgabalsApsildes pieslēgumiRezerves daļas paredzētas: Apsildes pieslēgumiGeberit Mapress C tērauds, piederumiBlīves caurulēm un veidgabaliemPārsegi caurulēmStiprinājumi caurulēmStiprinājumi
pieslēgumiemSistēmas blīvesSkrūvju komplekti atloku savienojumiemGeberit Mapress varšGeberit Mapress varšRezerves daļas paredzētas: Geberit Mapress varšUzmavasRezerves daļas paredzētas:
UzmavasPārejasRezerves daļas paredzētas: PārejasLīkumiRezerves daļas paredzētas: LīkumiTrejgabaliRezerves daļas paredzētas: TrejgabaliIebūvēta cirkulācijaRezerves daļas paredzētas: Iebūvēta
cirkulācijaKrusta elementiRezerves daļas paredzētas: Krusta elementiNeatvienojamas pārejasRezerves daļas paredzētas: Neatvienojamas pārejasPārejas un savienojumi, atvienojamiRezerves daļas paredzētas:
Pārejas un savienojumi, atvienojamiNoslēgiRezerves daļas paredzētas: NoslēgiPieslēgumiRezerves daļas paredzētas: PieslēgumiApsildes trejgabalsRezerves daļas paredzētas: Apsildes trejgabalsApsildes
pieslēgumiRezerves daļas paredzētas: Apsildes pieslēgumiGeberit Mapress varš, piederumiRezerves daļas paredzētas: Geberit Mapress varš, piederumiBlīves caurulēm un veidgabaliemPārsegi
caurulēmStiprinājumi caurulēmStiprinājumi pieslēgumiemRezerves daļas paredzētas: Stiprinājumi pieslēgumiemSistēmas blīvesSkrūvju komplekti atloku savienojumiemGeberit higiēnas sistēmaHigiēniskās
skalošanas iekārtasRezerves daļas paredzētas: Higiēniskās skalošanas iekārtasSkalošanas kastes un tualetes poda vadība ar higiēnas skalošanas iekārtuRezerves daļas paredzētas: Skalošanas kastes un tualetes
poda vadība ar higiēnas skalošanas iekārtuHigiēnas moduļiRezerves daļas paredzētas: Higiēnas moduļiSkalošanas kastu un tualetes poda vadības ar higiēnas skalošanas iekārtu piederumiRezerves daļas
paredzētas: Skalošanas kastu un tualetes poda vadības ar higiēnas skalošanas iekārtu piederumiBarošanas blokiRezerves daļas paredzētas: Barošanas blokiTīkla komponentiLodveida ventiļiCaurplūdes ventiļi
zemapmetuma montāžaiRezerves daļas paredzētas: Caurplūdes ventiļi zemapmetuma montāžaiAr Mapress presēšanas pieslēgumiemRezerves daļas paredzētas: Ar Mapress presēšanas pieslēgumiemLodveida
ventiļiRezerves daļas paredzētas: Lodveida ventiļiAr FlowFit presēšanas pieslēgumiemRezerves daļas paredzētas: Ar FlowFit presēšanas pieslēgumiemAr Mepla presēšanas pieslēgumiemRezerves daļas
paredzētas: Ar Mepla presēšanas pieslēgumiemAr Mapress presēšanas pieslēgumiemRezerves daļas paredzētas: Ar Mapress presēšanas pieslēgumiemLodveida ventiļi zemapmetuma montāžaiRezerves daļas
paredzētas: Lodveida ventiļi zemapmetuma montāžaiAr FlowFit preses savienojumiemAr Mepla presēšanas pieslēgumiemRezerves daļas paredzētas: Ar Mepla presēšanas pieslēgumiemAr Volex presēšanas
pieslēgumiemAr Compact pieslēgumiemRezerves daļas paredzētas: Ar Compact pieslēgumiemPretvārstiAr Mapress presēšanas pieslēgumiemApsildes atgaisošanas vārstiĀtrās atgaisošanas vārstiVirsmu
temperatūras regulēšanaSistēmu cauruleIeklāšanas materiālsMalas izolācijas joslasLīmlentesIzplešanas adatasJavas piedevasIzplešanās šuvesCauruļu līkumu balstiSadales skapjiMetāla sadales skapjiSadalītāju
klāstsRezerves daļas paredzētas: Sadalītāju klāstsSadalītāji grīdas apsildeiRezerves daļas paredzētas: Sadalītāji grīdas apsildeiLodveida ventiļiTermometrsPārejasRezerves daļas paredzētas: PārejasSadalītāju
noslēgiĀtrās atgaisošanas vārstiPlūsmas sadalītājsTemperatūras regulēšanas vienībasRezerves daļas paredzētas: Temperatūras regulēšanas vienībasApsildes elementu sadalītājiRezerves daļas paredzētas: Apsildes
elementu sadalītājiApvadiRegulēšanas komponentiServopiedziņasTelpas termostatiGalvenie regulatoriKomunikācijas moduļiSensoriTransformatoriPiederumiSadalītāju izolācijaĒku kanalizācijas sistēmasGeberit
Silent-db20CaurulesVeidgabaliRezerves daļas paredzētas: VeidgabaliLīkumiAtzariRezerves daļas paredzētas: AtzariPārejasPiekļuves caurulesRezerves daļas paredzētas: Piekļuves caurulesVeidgabali
SuperTubeLīkumiĪpašas formas veidgabaliSavienojumiRezerves daļas paredzētas: SavienojumiMetināmie savienojumiUzmavu savienojumiRezerves daļas paredzētas: Uzmavu savienojumiSkavu
savienojumiPārejas uz citiem materiāliemRezerves daļas paredzētas: Pārejas uz citiem materiāliemSavienotājelementiRezerves daļas paredzētas: SavienotājelementiPieslēguma līkumiRezerves daļas paredzētas: